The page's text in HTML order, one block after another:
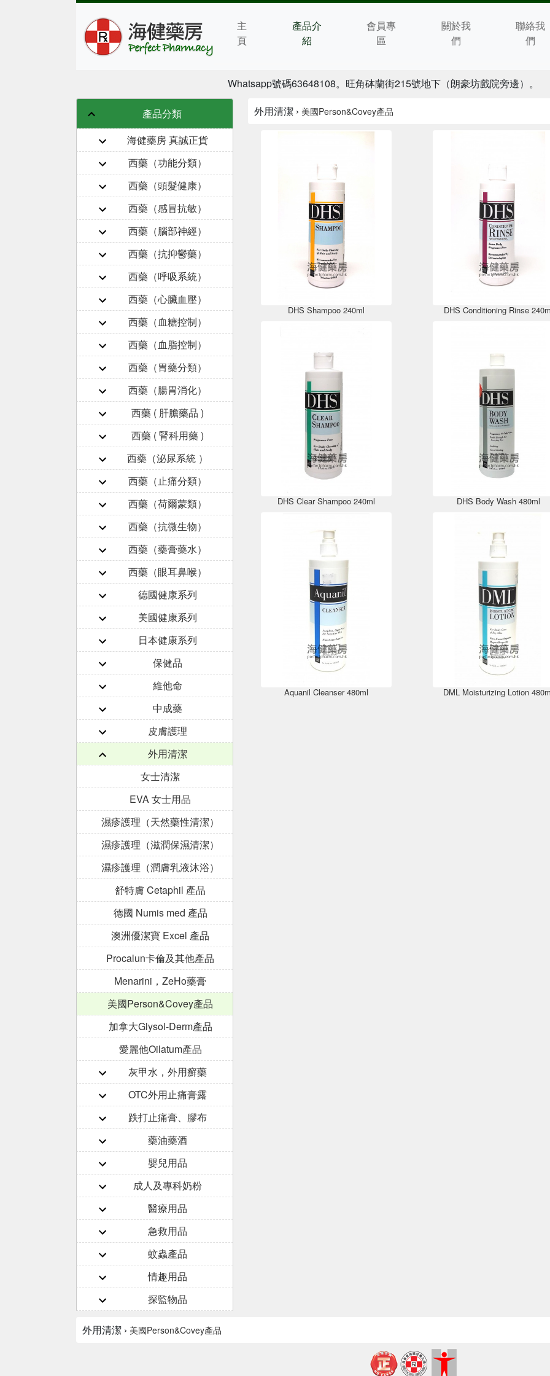
主
頁
產品介
紹
會員專
區
關於我
們
聯絡我
們
Whatsapp號碼63648108。旺角砵蘭街215號地下（朗豪坊戲院旁邊）。
產品分類
海健藥房 真誠正貨
西藥（功能分類）
西藥（頭髮健康）
西藥（感冒抗敏）
西藥（腦部神經）
西藥（抗抑鬱藥）
西藥（呼吸系統）
西藥（心臟血壓）
西藥（血糖控制）
西藥（血脂控制）
西藥（胃藥分類）
西藥（腸胃消化）
西藥 ( 肝膽藥品 )
西藥 ( 腎科用藥 )
西藥（泌尿系統 ）
西藥（止痛分類）
西藥（荷爾蒙類）
西藥（抗微生物）
西藥（藥膏藥水）
西藥（眼耳鼻喉）
德國健康系列
美國健康系列
日本健康系列
保健品
維他命
中成藥
皮膚護理
外用清潔
女士清潔
EVA 女士用品
濕疹護理（天然藥性清潔）
濕疹護理（滋潤保濕清潔）
濕疹護理（潤膚乳液沐浴）
舒特膚 Cetaphil 產品
德國 Numis med 產品
澳洲優潔寶 Excel 產品
Procalun卡倫及其他產品
Menarini，ZeHo藥膏
美國Person&Covey產品
加拿大Glysol-Derm產品
愛麗他Oilatum產品
灰甲水，外用癬藥
OTC外用止痛膏露
跌打止痛膏、膠布
藥油藥酒
嬰兒用品
成人及專科奶粉
醫療用品
急救用品
蚊蟲產品
情趣用品
探監物品
外用清潔 › 美國Person&Covey產品
DHS Shampoo 240ml DHS Conditioning Rinse
DHS Clear Shampoo 240ml DHS Body Wash 480ml
Aquanil Cleanser 480ml DML Moisturizing Lotion
外用清潔 › 美國Person&Covey產品